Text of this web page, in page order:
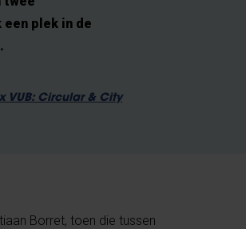
plek in de
VUB: Circular & City
Borret, toen die tussen